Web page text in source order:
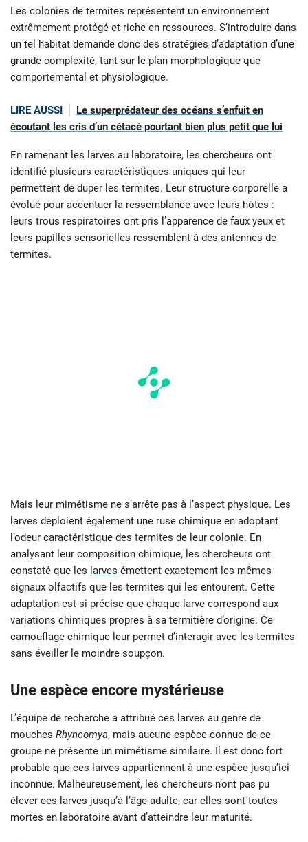
Les colonies de termites représentent un environnement
extrêmement protégé et riche en ressources. S’introduire dans
un tel habitat demande donc des stratégies d’adaptation d’une
grande complexité, tant sur le plan morphologique que
comportemental et physiologique.
LIRE AUSSI
Le superprédateur des océans s’enfuit en
écoutant les cris d’un cétacé pourtant bien plus petit que lui
En ramenant les larves au laboratoire, les chercheurs ont
identifié plusieurs caractéristiques uniques qui leur
permettent de duper les termites. Leur structure corporelle a
évolué pour accentuer la ressemblance avec leurs hôtes :
leurs trous respiratoires ont pris l’apparence de faux yeux et
leurs papilles sensorielles ressemblent à des antennes de
termites.
Mais leur mimétisme ne s’arrête pas à l’aspect physique. Les
larves déploient également une ruse chimique en adoptant
l’odeur caractéristique des termites de leur colonie. En
analysant leur composition chimique, les chercheurs ont
constaté que les larves émettent exactement les mêmes
signaux olfactifs que les termites qui les entourent. Cette
adaptation est si précise que chaque larve correspond aux
variations chimiques propres à sa termitière d’origine. Ce
camouflage chimique leur permet d’interagir avec les termites
sans éveiller le moindre soupçon.
Une espèce encore mystérieuse
L’équipe de recherche a attribué ces larves au genre de
mouches Rhyncomya, mais aucune espèce connue de ce
groupe ne présente un mimétisme similaire. Il est donc fort
probable que ces larves appartiennent à une espèce jusqu’ici
inconnue. Malheureusement, les chercheurs n’ont pas pu
élever ces larves jusqu’à l’âge adulte, car elles sont toutes
mortes en laboratoire avant d’atteindre leur maturité.